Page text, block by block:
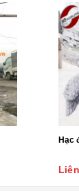
Hạc